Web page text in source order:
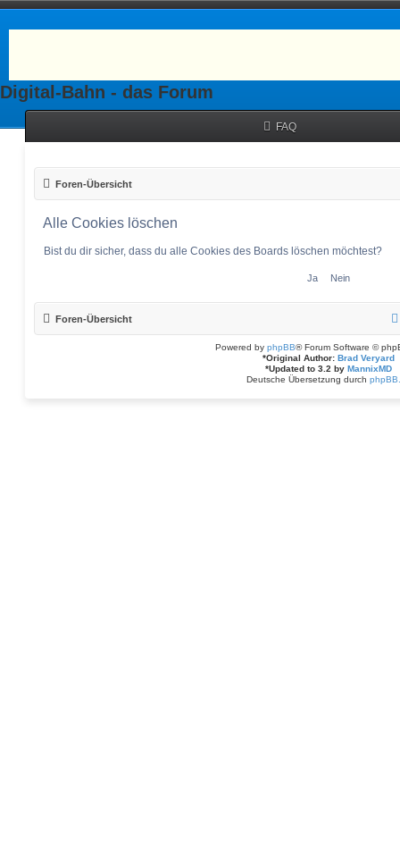
Digital-Bahn - das Forum
FAQ
Foren-Übersicht
Alle Cookies löschen
Bist du dir sicher, dass du alle Cookies des Boards löschen möchtest?
Foren-Übersicht
Powered by phpBB® Forum Software ©
*Original Author: Brad Veryard
*Updated to 3.2 by MannixMD
Deutsche Übersetzung durch